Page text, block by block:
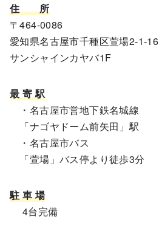
住
所
〒464-0086
愛知県名古屋市千種区萱場2-1-16
サンシャインカヤバ1F
最 寄 駅
・名古屋市営地下鉄名城線
「ナゴヤドーム前矢田」駅
・名古屋市バス
「萱場」バス停より徒歩3分
駐 車 場
4台完備